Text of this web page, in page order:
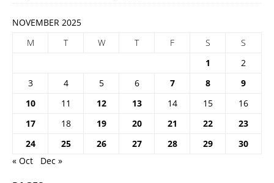
NOVEMBER 2025
M
T W T F S
S
1
2
3
4 5 6 7 8
9
10
11 12 13 14 15
16
17
18 19 20 21 22
23
24
25 26 27 28 29
30
« Oct
Dec »